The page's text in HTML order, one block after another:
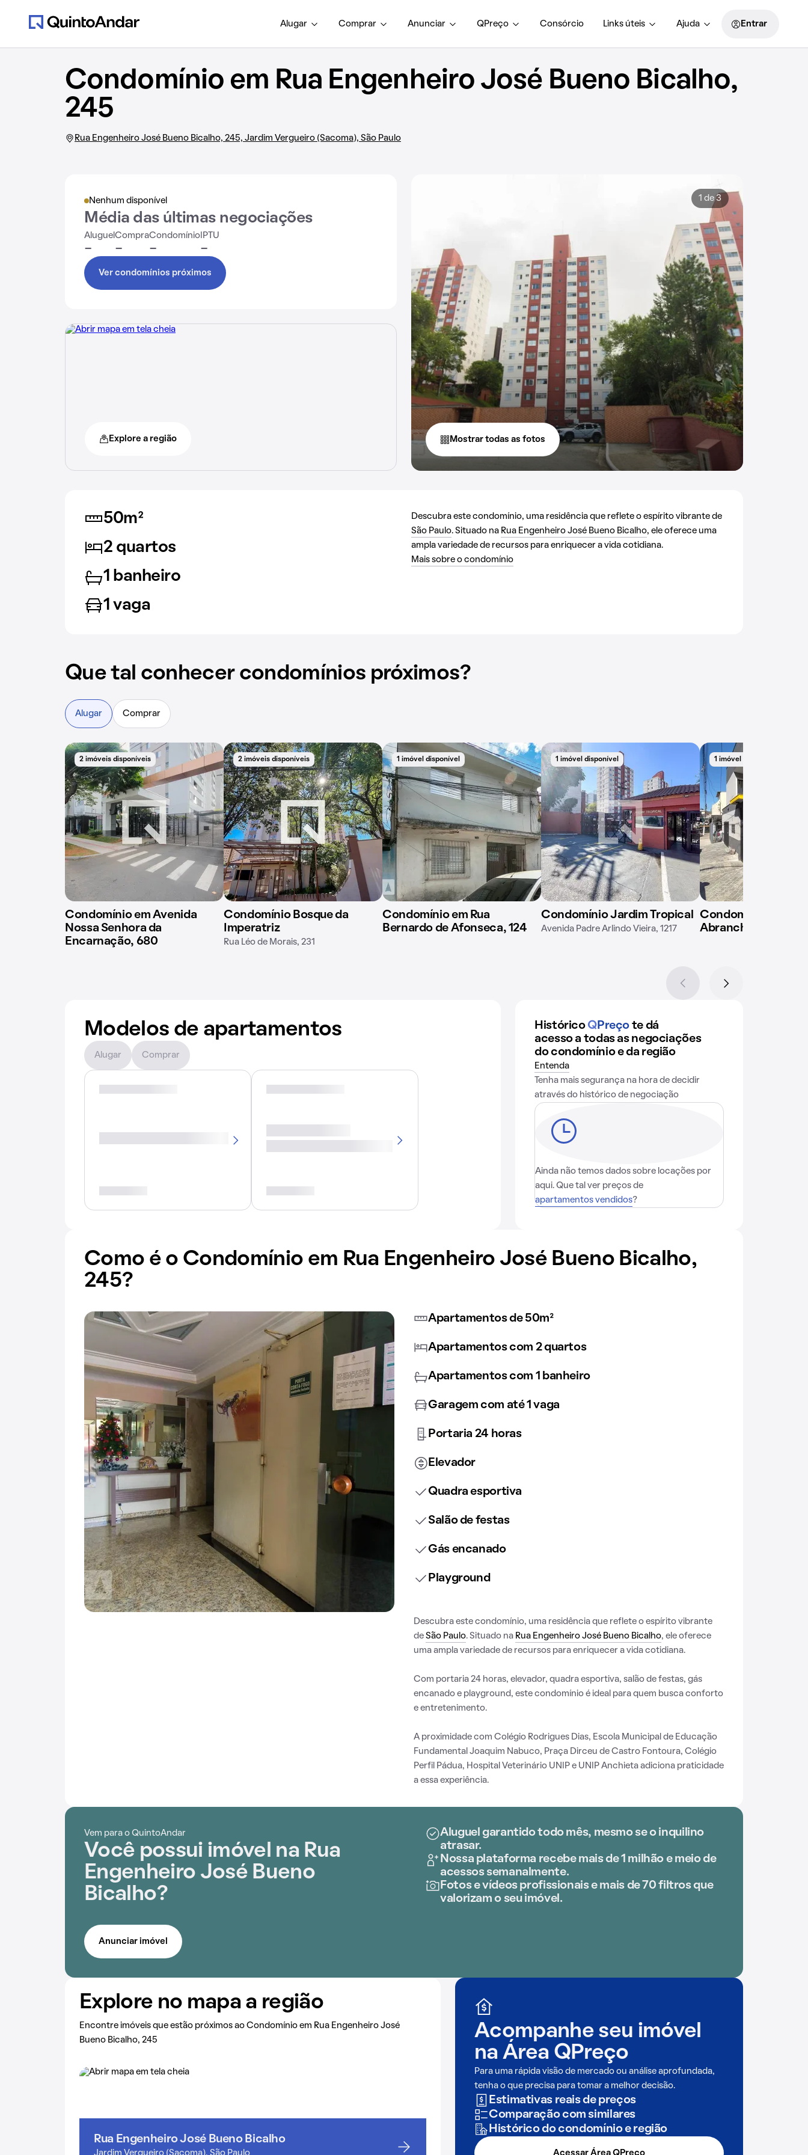
Alugar Comprar Anunciar QPreço Consórcio Links úteis Ajuda Entrar
Condomínio em Rua Engenheiro José Bueno Bicalho,
245
Rua Engenheiro José Bueno Bicalho, 245, Jardim Vergueiro (Sacoma), São Paulo
Nenhum disponível
Média das últimas negociações
Aluguel
-
Compra
-
Condomínio
-
IPTU
-
Ver condomínios próximos
Explore a região
1 de 3
Mostrar todas as fotos
50m²
2 quartos
1 banheiro
1 vaga
Descubra este condomínio, uma residência que reflete o espírito vibrante de
São Paulo. Situado na Rua Engenheiro José Bueno Bicalho, ele oferece uma
ampla variedade de recursos para enriquecer a vida cotidiana.
Mais sobre o condomínio
Que tal conhecer condomínios próximos?
Alugar Comprar
2 imóveis disponíveis
Condomínio em Avenida
Nossa Senhora da
Encarnação, 680
2 imóveis disponíveis
Condomínio Bosque da
Imperatriz
Rua Léo de Morais, 231
1 imóvel disponível
Condomínio em Rua
Bernardo de Afonseca, 124
1 imóvel disponível
Condomínio Jardim Tropical
Avenida Padre Arlindo Vieira, 1217
1 imóvel disponível
Condomínio em Rua
Abranches de
Modelos de apartamentos
Alugar Comprar
Histórico QPreço te dá
acesso a todas as negociações
do condomínio e da região
Entenda
Tenha mais segurança na hora de decidir
através do histórico de negociação
Ainda não temos dados sobre locações por
aqui. Que tal ver preços de
apartamentos vendidos?
Como é o Condomínio em Rua Engenheiro José Bueno Bicalho,
245?
Apartamentos de 50m²
Apartamentos com 2 quartos
Apartamentos com 1 banheiro
Garagem com até 1 vaga
Portaria 24 horas
Elevador
Quadra esportiva
Salão de festas
Gás encanado
Playground
Descubra este condomínio, uma residência que reflete o espírito vibrante
de São Paulo. Situado na Rua Engenheiro José Bueno Bicalho, ele oferece
uma ampla variedade de recursos para enriquecer a vida cotidiana.
Com portaria 24 horas, elevador, quadra esportiva, salão de festas, gás
encanado e playground, este condomínio é ideal para quem busca conforto
e entretenimento.
A proximidade com Colégio Rodrigues Dias, Escola Municipal de Educação
Fundamental Joaquim Nabuco, Praça Dirceu de Castro Fontoura, Colégio
Perfil Pádua, Hospital Veterinário UNIP e UNIP Anchieta adiciona praticidade
a essa experiência.
Vem para o QuintoAndar
Você possui imóvel na Rua
Engenheiro José Bueno
Bicalho?
Aluguel garantido todo mês, mesmo se o inquilino
atrasar.
Nossa plataforma recebe mais de 1 milhão e meio de
acessos semanalmente.
Fotos e vídeos profissionais e mais de 70 filtros que
valorizam o seu imóvel.
Anunciar imóvel
Explore no mapa a região
Encontre imóveis que estão próximos ao Condomínio em Rua Engenheiro José
Bueno Bicalho, 245
Rua Engenheiro José Bueno Bicalho
Jardim Vergueiro (Sacoma), São Paulo
Acompanhe seu imóvel
naÁrea QPreço
Para uma rápida visão de mercado ou análise aprofundada,
tenha o que precisa para tomar a melhor decisão.
Estimativas reais de preços
Comparação com similares
Histórico do condomínio e região
Acessar Área QPreço